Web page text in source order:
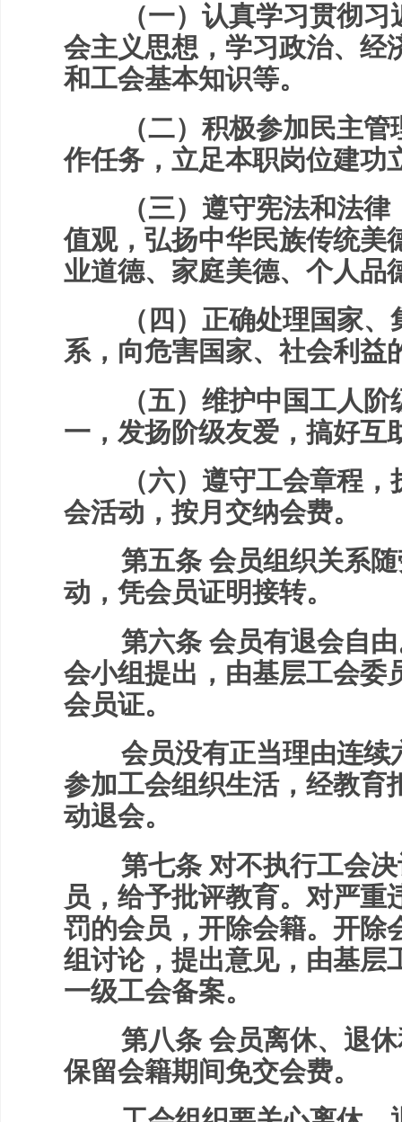
（一）认真学习贯彻习
会主义思想，学习政治、经
和工会基本知识等。
（二）积极参加民主管
作任务，立足本职岗位建功
（三）遵守宪法和法律
值观，弘扬中华民族传统美
业道德、家庭美德、个人品
（四）正确处理国家、
系，向危害国家、社会利益
（五）维护中国工人阶
一，发扬阶级友爱，搞好互
（六）遵守工会章程，
会活动，按月交纳会费。
第五条 会员组织关系随
动，凭会员证明接转。
第六条 会员有退会自由
会小组提出，由基层工会委
会员证。
会员没有正当理由连续
参加工会组织生活，经教育
动退会。
第七条 对不执行工会决
员，给予批评教育。对严重
罚的会员，开除会籍。开除
组讨论，提出意见，由基层
一级工会备案。
第八条 会员离休、退休
保留会籍期间免交会费。